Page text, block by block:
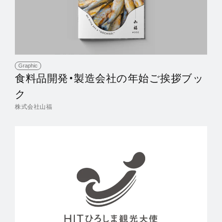
Graphic
食料品開発・製造会社の年始ご挨拶ブッ
ク
株式会社山福